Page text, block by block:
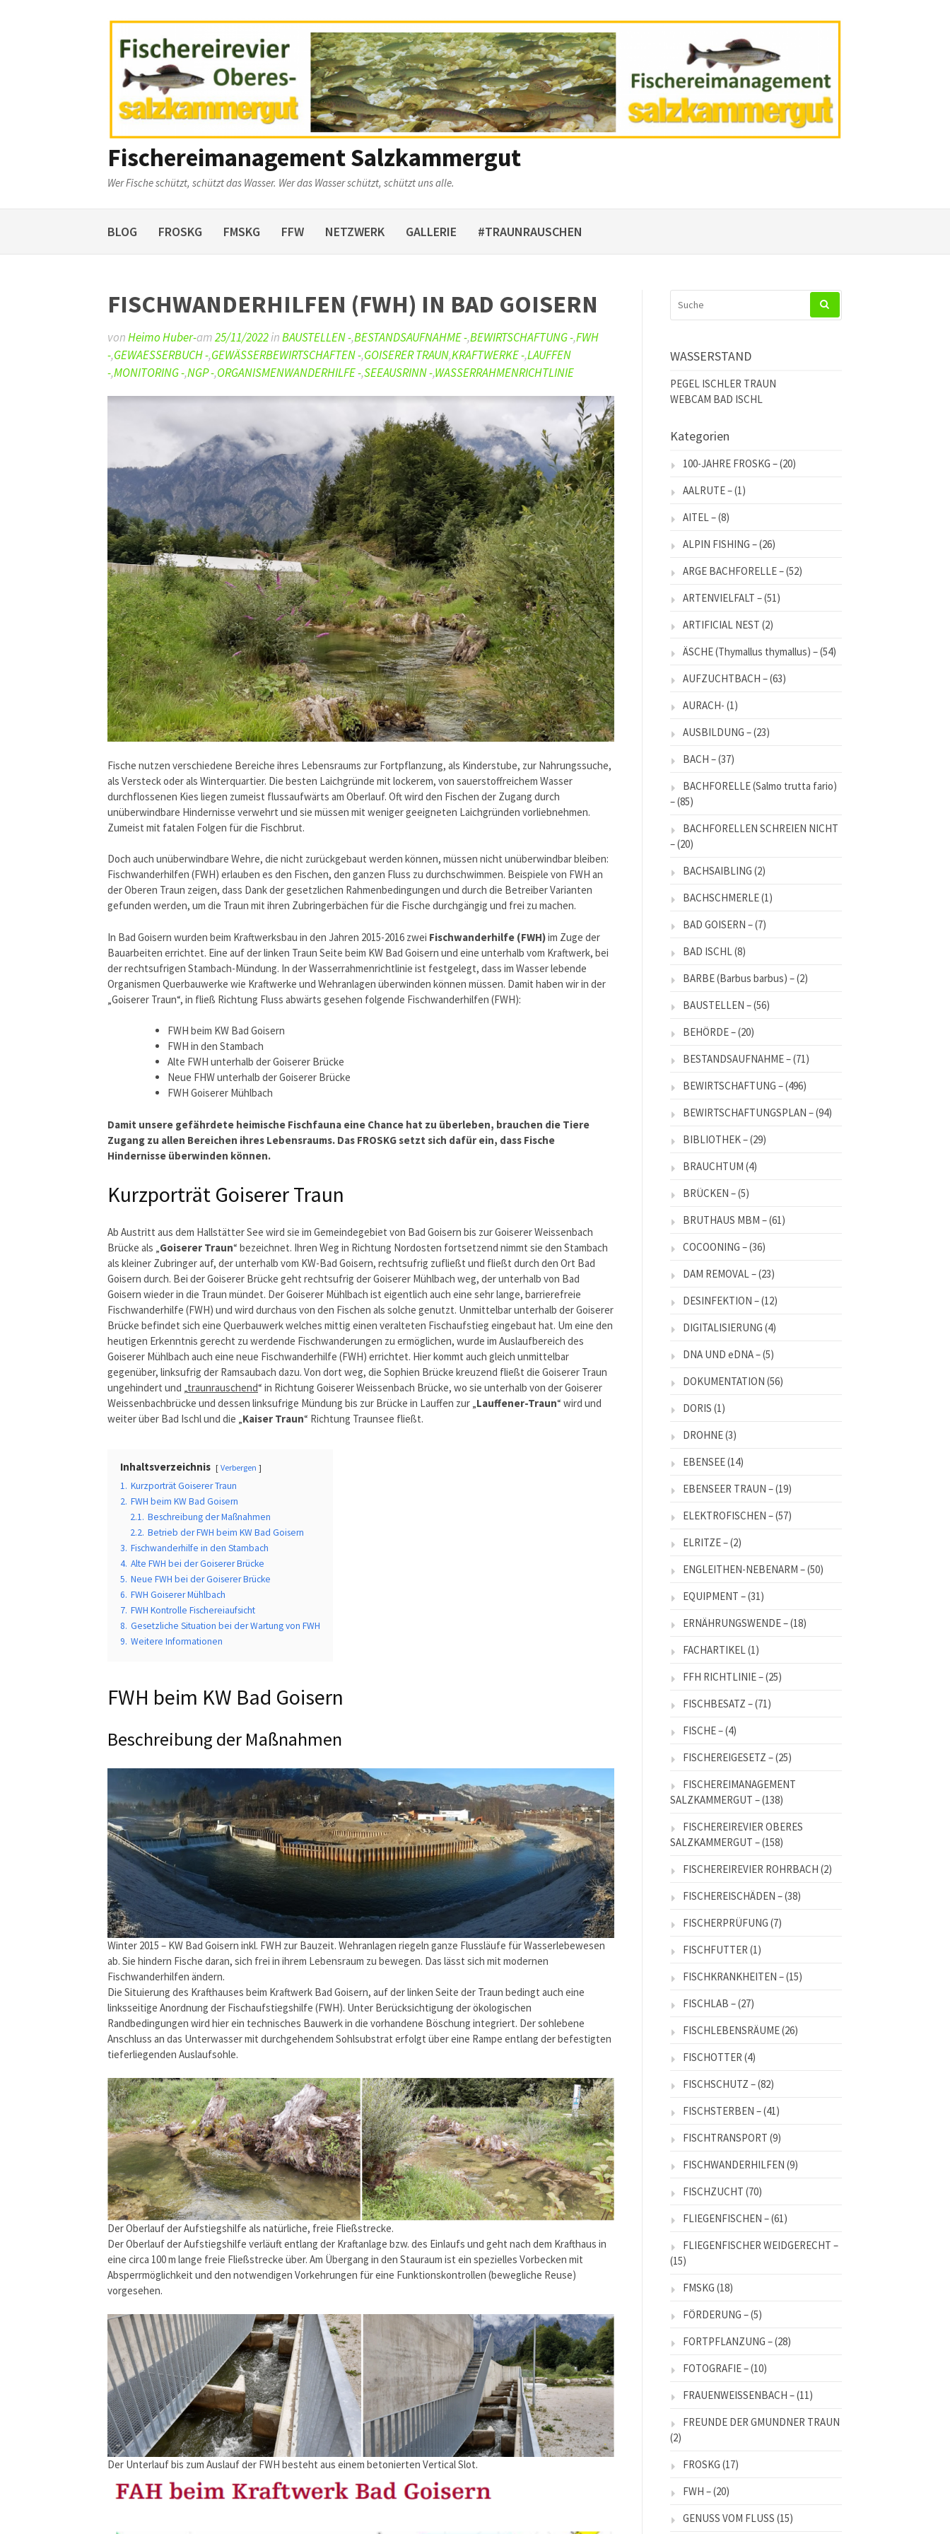
Fischereimanagement Salzkammergut
Wer Fische schützt, schützt das Wasser. Wer das Wasser schützt, schützt uns alle.
BLOG FROSKG FMSKG FFW NETZWERK GALLERIE #TRAUNRAUSCHEN
FISCHWANDERHILFEN (FWH) IN BAD GOISERN
vonHeimo Huber-am25/11/2022inBAUSTELLEN -,BESTANDSAUFNAHME -,BEWIRTSCHAFTUNG -,FWH
-,GEWAESSERBUCH -,GEWÄSSERBEWIRTSCHAFTEN -,GOISERER TRAUN,KRAFTWERKE -,LAUFFEN
-,MONITORING -,NGP -,ORGANISMENWANDERHILFE -,SEEAUSRINN -,WASSERRAHMENRICHTLINIE
Fische nutzen verschiedene Bereiche ihres Lebensraums zur Fortpflanzung, als Kinderstube, zur Nahrungssuche,
als Versteck oder als Winterquartier. Die besten Laichgründe mit lockerem, von sauerstoffreichem Wasser
durchflossenen Kies liegen zumeist flussaufwärts am Oberlauf. Oft wird den Fischen der Zugang durch
unüberwindbare Hindernisse verwehrt und sie müssen mit weniger geeigneten Laichgründen vorliebnehmen.
Zumeist mit fatalen Folgen für die Fischbrut.
Doch auch unüberwindbare Wehre, die nicht zurückgebaut werden können, müssen nicht unüberwindbar bleiben:
Fischwanderhilfen (FWH) erlauben es den Fischen, den ganzen Fluss zu durchschwimmen. Beispiele von FWH an
der Oberen Traun zeigen, dass Dank der gesetzlichen Rahmenbedingungen und durch die Betreiber Varianten
gefunden werden, um die Traun mit ihren Zubringerbächen für die Fische durchgängig und frei zu machen.
In Bad Goisern wurden beim Kraftwerksbau in den Jahren 2015-2016 zwei Fischwanderhilfe (FWH)im Zuge der
Bauarbeiten errichtet. Eine auf der linken Traun Seite beim KW Bad Goisern und eine unterhalb vom Kraftwerk, bei
der rechtsufrigen Stambach-Mündung. In der Wasserrahmenrichtlinie ist festgelegt, dass im Wasser lebende
Organismen Querbauwerke wie Kraftwerke und Wehranlagen überwinden können müssen. Damit haben wir in der
„Goiserer Traun“, in fließ Richtung Fluss abwärts gesehen folgende Fischwanderhilfen (FWH):
FWH beim KW Bad Goisern
FWH in den Stambach
Alte FWH unterhalb der Goiserer Brücke
Neue FHW unterhalb der Goiserer Brücke
FWH Goiserer Mühlbach
Damit unsere gefährdete heimische Fischfauna eine Chance hat zu überleben, brauchen die Tiere
Zugang zu allen Bereichen ihres Lebensraums. Das FROSKG setzt sich dafür ein, dass Fische
Hindernisse überwinden können.
Kurzporträt Goiserer Traun
Ab Austritt aus dem Hallstätter See wird sie im Gemeindegebiet von Bad Goisern bis zur Goiserer Weissenbach
Brücke als „ Goiserer Traun“ bezeichnet. Ihren Weg in Richtung Nordosten fortsetzend nimmt sie den Stambach
als kleiner Zubringer auf, der unterhalb vom KW-Bad Goisern, rechtsufrig zufließt und fließt durch den Ort Bad
Goisern durch. Bei der Goiserer Brücke geht rechtsufrig der Goiserer Mühlbach weg, der unterhalb von Bad
Goisern wieder in die Traun mündet. Der Goiserer Mühlbach ist eigentlich auch eine sehr lange, barrierefreie
Fischwanderhilfe (FWH) und wird durchaus von den Fischen als solche genutzt. Unmittelbar unterhalb der Goiserer
Brücke befindet sich eine Querbauwerk welches mittig einen veralteten Fischaufstieg eingebaut hat. Um eine den
heutigen Erkenntnis gerecht zu werdende Fischwanderungen zu ermöglichen, wurde im Auslaufbereich des
Goiserer Mühlbach auch eine neue Fischwanderhilfe (FWH) errichtet. Hier kommt auch gleich unmittelbar
gegenüber, linksufrig der Ramsaubach dazu. Von dort weg, die Sophien Brücke kreuzend fließt die Goiserer Traun
ungehindert und „ traunrauschend“ in Richtung Goiserer Weissenbach Brücke, wo sie unterhalb von der Goiserer
Weissenbachbrücke und dessen linksufrige Mündung bis zur Brücke in Lauffen zur „ Lauffener-Traun“ wird und
weiter über Bad Ischl und die „ Kaiser Traun“ Richtung Traunsee fließt.
Inhaltsverzeichnis Verbergen
1. Kurzporträt Goiserer Traun
2. FWH beim KW Bad Goisern
2.1. Beschreibung der Maßnahmen
2.2. Betrieb der FWH beim KW Bad Goisern
3. Fischwanderhilfe in den Stambach
4. Alte FWH bei der Goiserer Brücke
5. Neue FWH bei der Goiserer Brücke
6. FWH Goiserer Mühlbach
7. FWH Kontrolle Fischereiaufsicht
8. Gesetzliche Situation bei der Wartung von FWH
9. Weitere Informationen
FWH beim KW Bad Goisern
Beschreibung der Maßnahmen
Winter 2015 – KW Bad Goisern inkl. FWH zur Bauzeit. Wehranlagen riegeln ganze Flussläufe für Wasserlebewesen
ab. Sie hindern Fische daran, sich frei in ihrem Lebensraum zu bewegen. Das lässt sich mit modernen
Fischwanderhilfen ändern.
Die Situierung des Krafthauses beim Kraftwerk Bad Goisern, auf der linken Seite der Traun bedingt auch eine
linksseitige Anordnung der Fischaufstiegshilfe (FWH). Unter Berücksichtigung der ökologischen
Randbedingungen wird hier ein technisches Bauwerk in die vorhandene Böschung integriert. Der sohlebene
Anschluss an das Unterwasser mit durchgehendem Sohlsubstrat erfolgt über eine Rampe entlang der befestigten
tieferliegenden Auslaufsohle.
Der Oberlauf der Aufstiegshilfe als natürliche, freie Fließstrecke.
Der Oberlauf der Aufstiegshilfe verläuft entlang der Kraftanlage bzw. des Einlaufs und geht nach dem Krafthaus in
eine circa 100 m lange freie Fließstrecke über. Am Übergang in den Stauraum ist ein spezielles Vorbecken mit
Absperrmöglichkeit und den notwendigen Vorkehrungen für eine Funktionskontrollen (bewegliche Reuse)
vorgesehen.
Der Unterlauf bis zum Auslauf der FWH besteht aus einem betonierten Vertical Slot.
NACH:
WASSERSTAND
PEGEL ISCHLER TRAUN
WEBCAM BAD ISCHL
Kategorien
100-JAHRE FROSKG –(20)
AALRUTE –(1)
AITEL –(8)
ALPIN FISHING –(26)
ARGE BACHFORELLE –(52)
ARTENVIELFALT –(51)
ARTIFICIAL NEST (2)
ÄSCHE (Thymallus thymallus) –(54)
AUFZUCHTBACH –(63)
AURACH- (1)
AUSBILDUNG –(23)
BACH –(37)
BACHFORELLE (Salmo trutta fario)
–(85)
BACHFORELLEN SCHREIEN NICHT
–(20)
BACHSAIBLING (2)
BACHSCHMERLE(1)
BAD GOISERN –(7)
BAD ISCHL(8)
BARBE (Barbus barbus) –(2)
BAUSTELLEN –(56)
BEHÖRDE –(20)
BESTANDSAUFNAHME –(71)
BEWIRTSCHAFTUNG –(496)
BEWIRTSCHAFTUNGSPLAN –(94)
BIBLIOTHEK –(29)
BRAUCHTUM (4)
BRÜCKEN –(5)
BRUTHAUS MBM –(61)
COCOONING –(36)
DAM REMOVAL –(23)
DESINFEKTION –(12)
DIGITALISIERUNG (4)
DNA UND eDNA –(5)
DOKUMENTATION (56)
DORIS (1)
DROHNE(3)
EBENSEE(14)
EBENSEER TRAUN –(19)
ELEKTROFISCHEN –(57)
ELRITZE –(2)
ENGLEITHEN-NEBENARM –(50)
EQUIPMENT –(31)
ERNÄHRUNGSWENDE –(18)
FACHARTIKEL(1)
FFH RICHTLINIE –(25)
FISCHBESATZ –(71)
FISCHE –(4)
FISCHEREIGESETZ –(25)
FISCHEREIMANAGEMENT
SALZKAMMERGUT –(138)
FISCHEREIREVIER OBERES
SALZKAMMERGUT –(158)
FISCHEREIREVIER ROHRBACH (2)
FISCHEREISCHÄDEN –(38)
FISCHERPRÜFUNG (7)
FISCHFUTTER (1)
FISCHKRANKHEITEN –(15)
FISCHLAB –(27)
FISCHLEBENSRÄUME(26)
FISCHOTTER (4)
FISCHSCHUTZ –(82)
FISCHSTERBEN –(41)
FISCHTRANSPORT (9)
FISCHWANDERHILFEN (9)
FISCHZUCHT (70)
FLIEGENFISCHEN –(61)
FLIEGENFISCHER WEIDGERECHT –
(15)
FMSKG (18)
FÖRDERUNG –(5)
FORTPFLANZUNG –(28)
FOTOGRAFIE –(10)
FRAUENWEISSENBACH –(11)
FREUNDE DER GMUNDNER TRAUN
(2)
FROSKG (17)
FWH –(20)
GENUSS VOM FLUSS (15)